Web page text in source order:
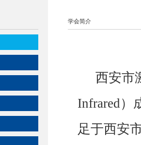
学会简介
西安市
Infrared）
足于西安